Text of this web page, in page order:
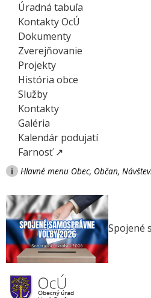
Úradná tabuľa
Kontakty OcÚ
Dokumenty
Zverejňovanie
Projekty
História obce
Služby
Kontakty
Galéria
Kalendár podujatí
Farnosť ↗
i Hlavné menu Obec, Občan,
Spojené